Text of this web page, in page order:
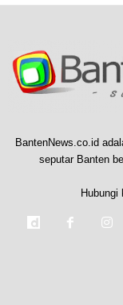
BantenNews.co.id
seputar Banten
Hubungi